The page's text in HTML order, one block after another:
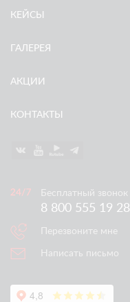
КЕЙСЫ
ГАЛЕРЕЯ
АКЦИИ
КОНТАКТЫ
Бесплатный звонок
8 800 555 19 28
Перезвоните мне
Написать письмо